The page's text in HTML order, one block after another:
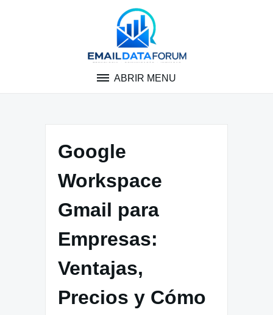
ABRIR MENU
Google
Workspace
Gmail para
Empresas:
Ventajas,
Precios y Cómo